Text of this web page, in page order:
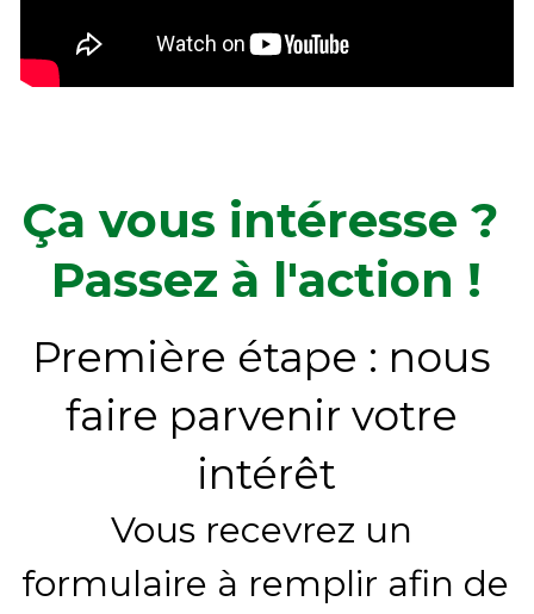
Ça vous intéresse ?
Passez à l'action !
Première étape : nous
faire parvenir votre
intérêt
Vous recevrez un
formulaire à remplir afin de